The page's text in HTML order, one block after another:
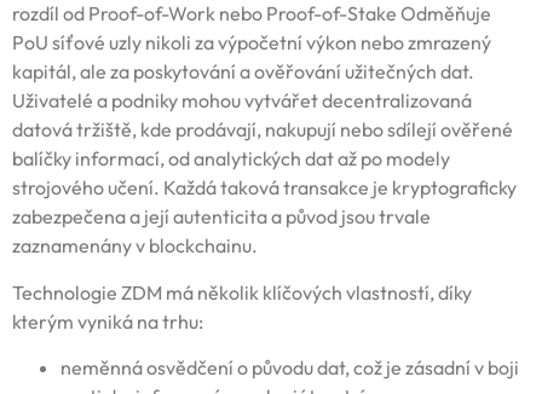
rozdíl od Proof-of-Work nebo Proof-of-Stake Odměňuje
PoU síťové uzly nikoli za výpočetní výkon nebo zmrazený
kapitál, ale za poskytování a ověřování užitečných dat.
Uživatelé a podniky mohou vytvářet decentralizovaná
datová tržiště, kde prodávají, nakupují nebo sdílejí ověřené
balíčky informací, od analytických dat až po modely
strojového učení. Každá taková transakce je kryptograficky
zabezpečena a její autenticita a původ jsou trvale
zaznamenány v blockchainu.
Technologie ZDM má několik klíčových vlastností, díky
kterým vyniká na trhu:
neměnná osvědčení o původu dat, což je zásadní v boji